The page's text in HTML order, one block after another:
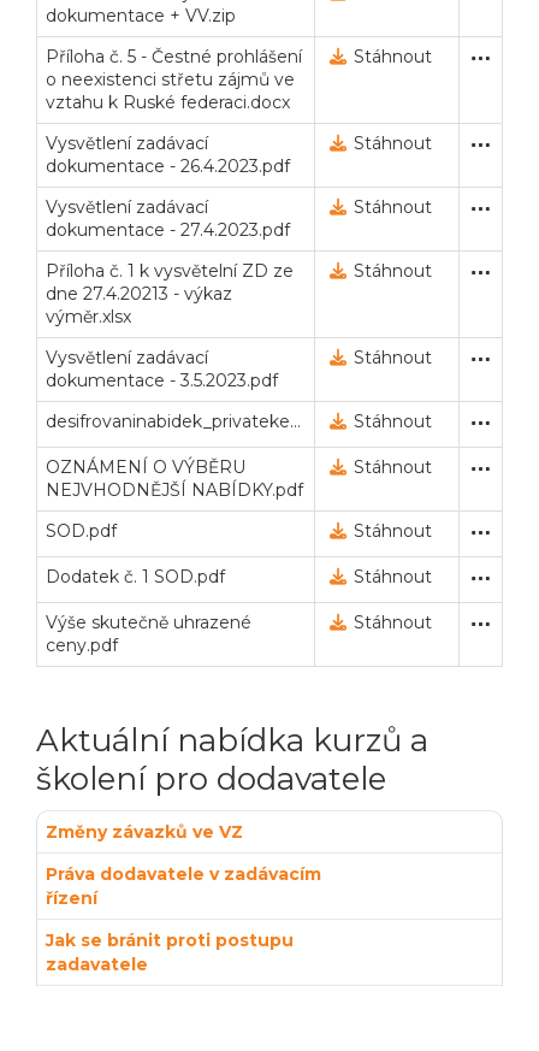
dokumentace + VV.zip
Příloha č. 5 - Čestné prohlášení
o neexistenci střetu zájmů ve
vztahu k Ruské federaci.docx
Zadávací dokumentace
17. 4. 2023 13:05
Stáhnout
Vysvětlení zadávací
dokumentace - 26.4.2023.pdf
Vysvětlení zadávací
26. 4. 2023 22:20
Stáhnout
Vysvětlení zadávací
dokumentace - 27.4.2023.pdf
Vysvětlení zadávací
27. 4. 2023 21:10
Stáhnout
Příloha č. 1 k vysvětelní ZD ze
dne 27.4.20213 - výkaz
výměr.xlsx
Vysvětlení zadávací
27. 4. 2023 21:10
Stáhnout
Vysvětlení zadávací
dokumentace - 3.5.2023.pdf
Vysvětlení zadávací
3. 5. 2023 14:44
Stáhnout
desifrovaninabidek_privatekey.txt Privátní klíč pro
9. 5. 2023 9:09
Stáhnout
OZNÁMENÍ O VÝBĚRU
NEJVHODNĚJŠÍ NABÍDKY.pdf
Oznámení o přidělení
11. 5. 2023 15:08
Stáhnout
SOD.pdf Smlouva (uzavřená na
7. 6. 2023 9:22
Stáhnout
Dodatek č. 1 SOD.pdf Smlouva (uzavřená na
18. 9. 2023 13:07
Stáhnout
Výše skutečně uhrazené
ceny.pdf
Výše skutečně uhrazené
29. 4. 2024 10:34
Stáhnout
Aktuální nabídka kurzů a
školení pro dodavatele
Změny závazků ve VZ
Práva dodavatele v zadávacím
řízení
Jak se bránit proti postupu
zadavatele
Veřejné zakázky Zadavatel
Poslat